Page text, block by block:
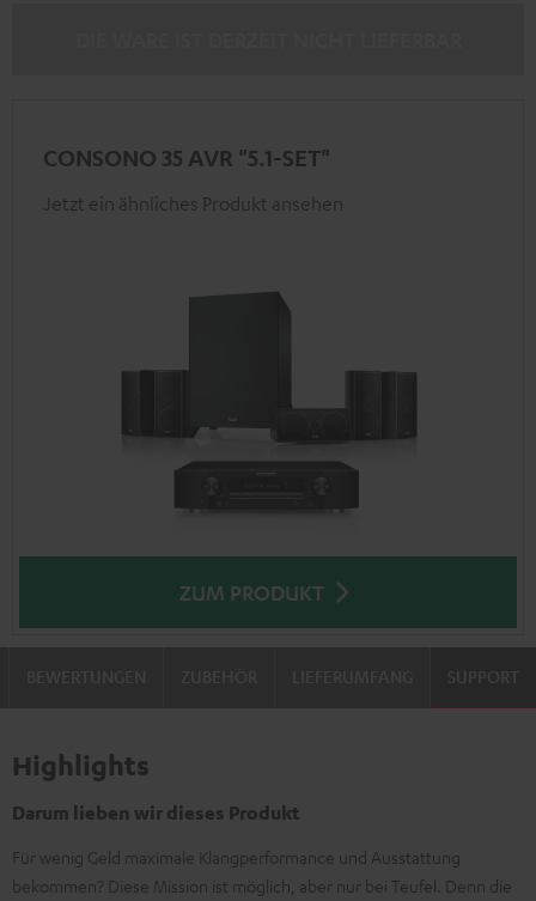
CONSONO 35 AVR "5.1-SET"
Jetzt ein ähnliches Produkt ansehen
ZUM PRODUKT
SUPPORT
Highlights
Darum lieben wir dieses Produkt
Für wenig Geld maximale Klangperformance und Ausstattung
bekommen? Diese Mission ist möglich, aber nur bei Teufel. Denn die